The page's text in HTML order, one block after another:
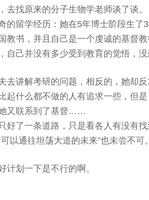
去找原来的分子生物学老师谈了谈。
的留学经历：她在5年博士阶段生了
教书，并且自己是一个虔诚的基督
自己并没有多少受到教育的觉悟，没
去讲解考研的问题，相反的，她却反
起什么都不做的人有追求一些，但
又联系到了基督……
好了一条道路，只是看各人有没有
以通往坦荡大道的未来”也未尝不可。
计划一下是不行的啊。